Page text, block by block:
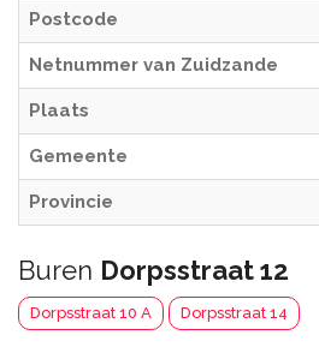
Postcode
Netnummer van Zuidzande
Plaats
Gemeente
Provincie
Buren Dorpsstraat 12
Dorpsstraat 10 A Dorpsstraat 14